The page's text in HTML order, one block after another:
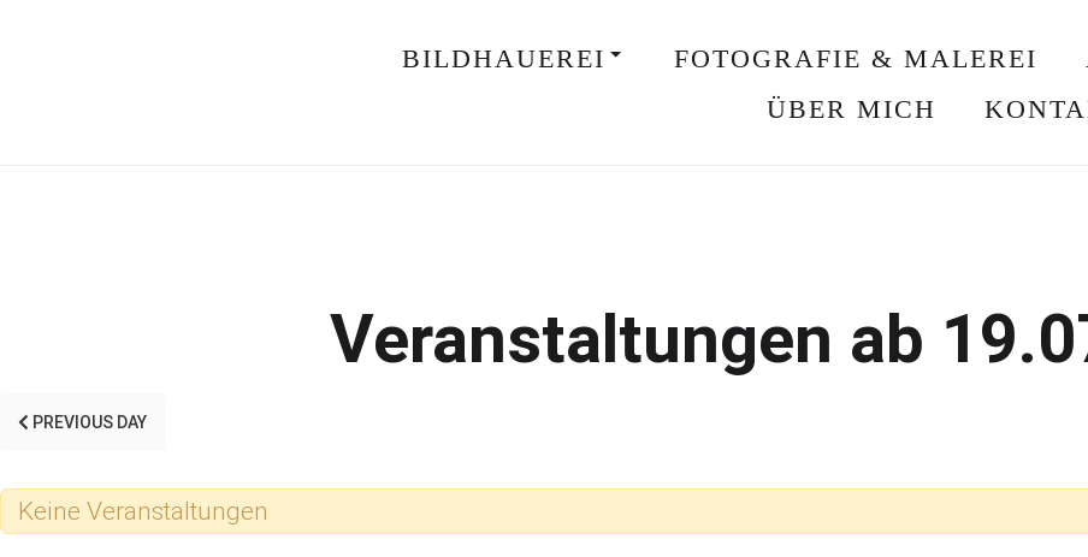
BILDHAUEREI FOTOGRAFIE & MALEREI
ÜBER MICH
Veranstaltungen ab
PREVIOUS DAY
Keine Veranstaltungen